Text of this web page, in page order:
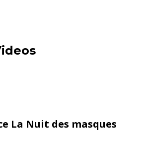
La Nuit des masques